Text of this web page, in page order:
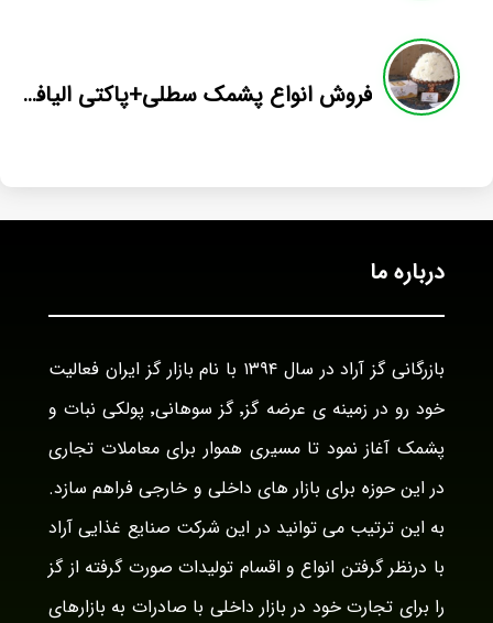
فروش انواع پشمک سطلی+پاکتی الیافی
درباره ما
بازرگانی گز آراد در سال ۱۳۹۴ با نام بازار گز ایران فعالیت
خود رو در زمینه ی عرضه گز٬ گز سوهانی٬ پولکی نبات و
پشمک آغاز نمود تا مسیری هموار برای معاملات تجاری
در این حوزه برای بازار های داخلی و خارجی فراهم سازد.
به این ترتیب می توانید در این شرکت صنایع غذایی آراد
با درنظر گرفتن انواع و اقسام تولیدات صورت گرفته از گز
را برای تجارت خود در بازار داخلی با صادرات به بازارهای